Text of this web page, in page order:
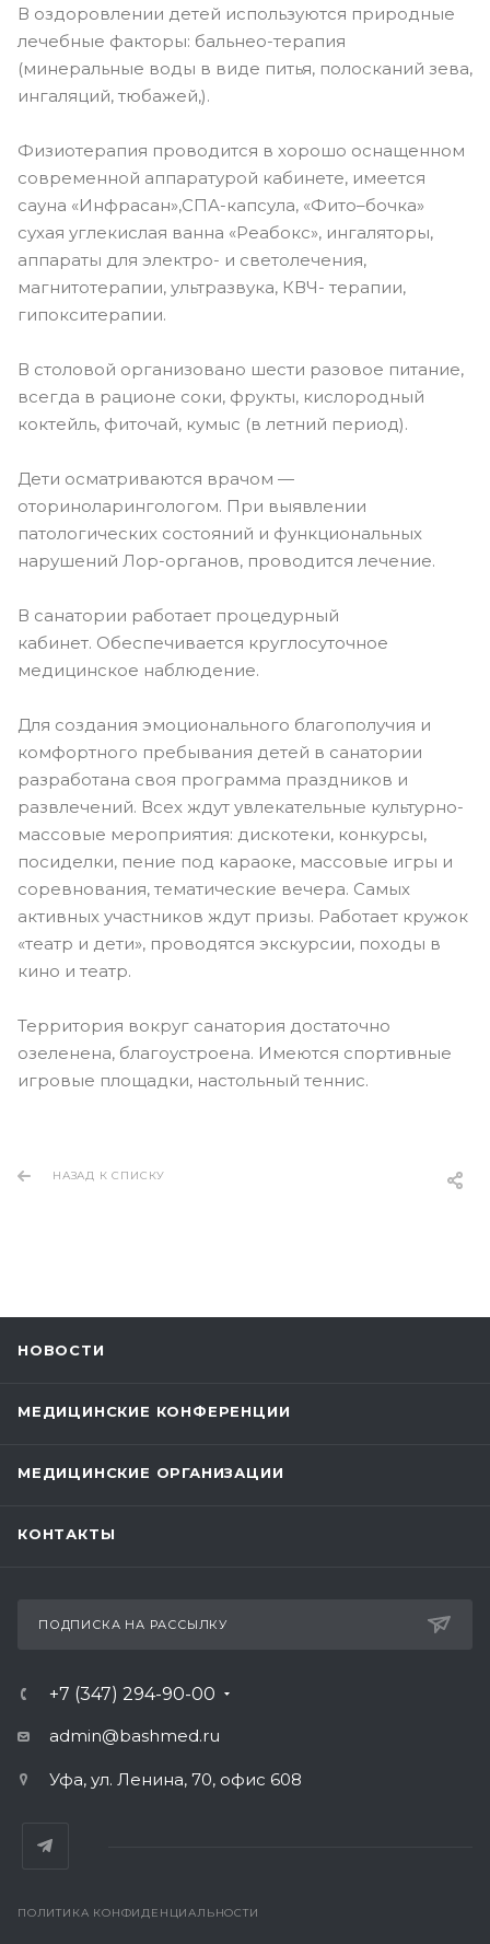
В оздоровлении детей используются природные
лечебные факторы: бальнео-терапия
(минеральные воды в виде питья, полосканий зева,
ингаляций, тюбажей,).
Физиотерапия проводится в хорошо оснащенном
современной аппаратурой кабинете, имеется
сауна «Инфрасан»,СПА-капсула, «Фито–бочка»
сухая углекислая ванна «Реабокс», ингаляторы,
аппараты для электро- и светолечения,
магнитотерапии, ультразвука, КВЧ- терапии,
гипокситерапии.
В столовой организовано шести разовое питание,
всегда в рационе соки, фрукты, кислородный
коктейль, фиточай, кумыс (в летний период).
Дети осматриваются врачом —
оториноларингологом. При выявлении
патологических состояний и функциональных
нарушений Лор-органов, проводится лечение.
В санатории работает процедурный
кабинет. Обеспечивается круглосуточное
медицинское наблюдение.
Для создания эмоционального благополучия и
комфортного пребывания детей в санатории
разработана своя программа праздников и
развлечений. Всех ждут увлекательные культурно-
массовые мероприятия: дискотеки, конкурсы,
посиделки, пение под караоке, массовые игры и
соревнования, тематические вечера. Самых
активных участников ждут призы. Работает кружок
«театр и дети», проводятся экскурсии, походы в
кино и театр.
Территория вокруг санатория достаточно
озеленена, благоустроена. Имеются спортивные
игровые площадки, настольный теннис.
НАЗАД К СПИСКУ
НОВОСТИ
МЕДИЦИНСКИЕ КОНФЕРЕНЦИИ
МЕДИЦИНСКИЕ ОРГАНИЗАЦИИ
КОНТАКТЫ
ПОДПИСКА НА РАССЫЛКУ
+7 (347) 294-90-00
admin@bashmed.ru
Уфа, ул. Ленина, 70, офис 608
ПОЛИТИКА КОНФИДЕНЦИАЛЬНОСТИ